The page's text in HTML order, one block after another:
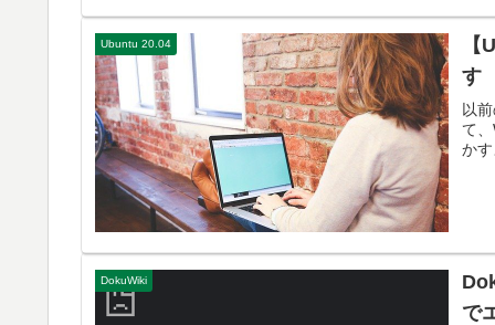
Ubuntu 20.04
す
以
て
か
DokuWiki
で